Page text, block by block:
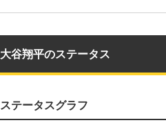
大谷翔平のステータス
ステータスグラフ